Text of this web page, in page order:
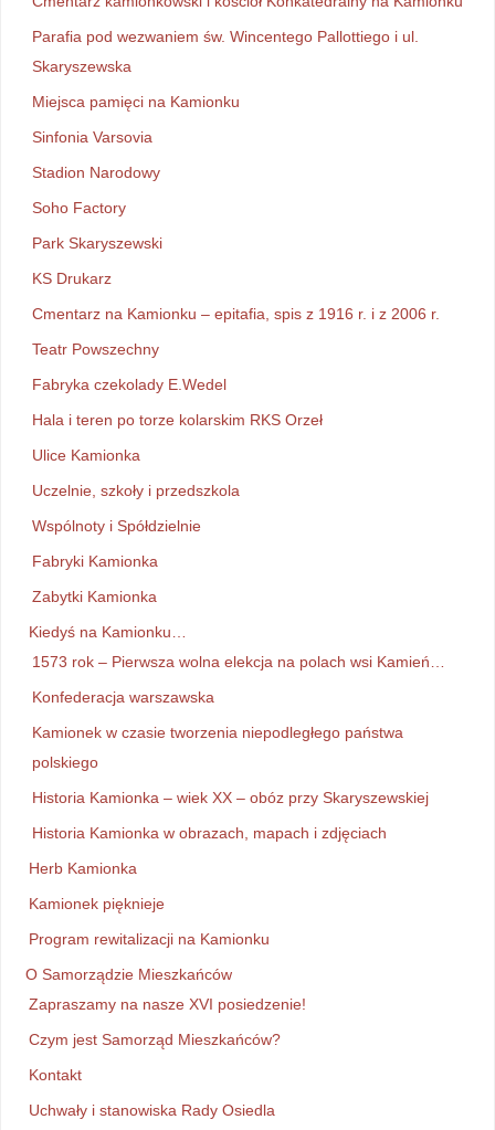
Parafia pod wezwaniem św. Wincentego Pallottiego i ul.
Skaryszewska
Miejsca pamięci na Kamionku
Sinfonia Varsovia
Stadion Narodowy
Soho Factory
Park Skaryszewski
KS Drukarz
Cmentarz na Kamionku – epitafia, spis z 1916 r. i z 2006 r.
Teatr Powszechny
Fabryka czekolady E.Wedel
Hala i teren po torze kolarskim RKS Orzeł
Ulice Kamionka
Uczelnie, szkoły i przedszkola
Wspólnoty i Spółdzielnie
Fabryki Kamionka
Zabytki Kamionka
Kiedyś na Kamionku…
1573 rok – Pierwsza wolna elekcja na polach wsi Kamień…
Konfederacja warszawska
Kamionek w czasie tworzenia niepodległego państwa
polskiego
Historia Kamionka – wiek XX – obóz przy Skaryszewskiej
Historia Kamionka w obrazach, mapach i zdjęciach
Herb Kamionka
Kamionek pięknieje
Program rewitalizacji na Kamionku
O Samorządzie Mieszkańców
Zapraszamy na nasze XVI posiedzenie!
Czym jest Samorząd Mieszkańców?
Kontakt
Uchwały i stanowiska Rady Osiedla